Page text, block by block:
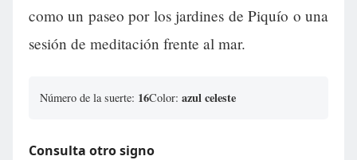
como un paseo por los jardines de Piquío o una
sesión de meditación frente al mar.
Número de la suerte: 16Color: azul celeste
Consulta otro signo